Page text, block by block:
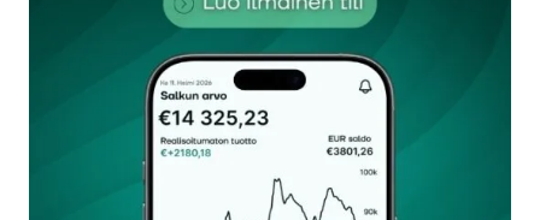
kentät on merkitty*
Kommentti*